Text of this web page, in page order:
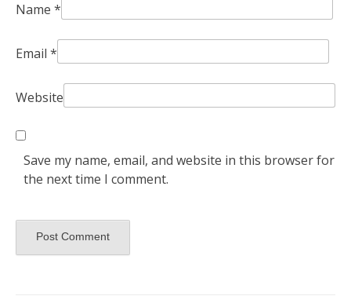
Name *
Email *
Website
Save my name, email, and website in this browser for
the next time I comment.